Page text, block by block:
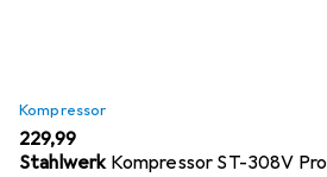
Kompressor
EUR
229,99
Stahlwerk Kompressor ST-308V Pro